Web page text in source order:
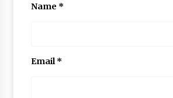
Name *
Email*